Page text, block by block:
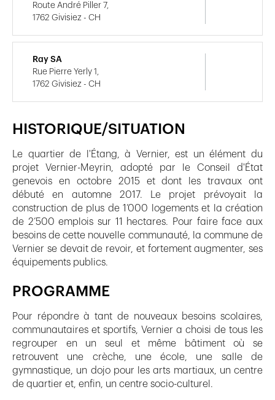
HISTORIQUE/SITUATION
Le quartier de l'Étang, à Vernier, est un élément du
projet Vernier-Meyrin, adopté par le Conseil d'État
genevois en octobre 2015 et dont les travaux ont
débuté en automne 2017. Le projet prévoyait la
construction de plus de 1’000 logements et la création
de 2’500 emplois sur 11 hectares. Pour faire face aux
besoins de cette nouvelle communauté, la commune de
Vernier se devait de revoir, et fortement augmenter, ses
équipements publics.
PROGRAMME
Pour répondre à tant de nouveaux besoins scolaires,
communautaires et sportifs, Vernier a choisi de tous les
regrouper en un seul et même bâtiment où se
retrouvent une crèche, une école, une salle de
gymnastique, un dojo pour les arts martiaux, un centre
de quartier et, enfin, un centre socio-culturel.
Route André Piller 7,
1762 Givisiez - CH
Ray SA
Rue Pierre Yerly 1,
1762 Givisiez - CH